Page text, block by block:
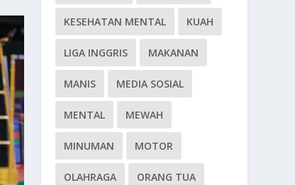
KESEHATAN MENTAL KUAH
LIGA INGGRIS MAKANAN
MANIS MEDIA SOSIAL
MENTAL MEWAH
MINUMAN MOTOR
OLAHRAGA ORANG TUA